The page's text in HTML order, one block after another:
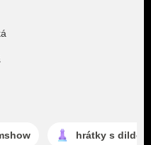
hrátky s dildem